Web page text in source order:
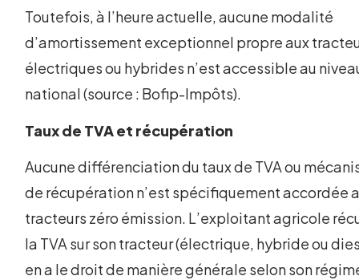
Toutefois, à l’heure actuelle, aucune modalité
d’amortissement exceptionnel propre aux
électriques ou hybrides n’est accessible au
national (source : Bofip-Impôts).
Taux de TVA et récupération
Aucune différenciation du taux de TVA ou
de récupération n’est spécifiquement accordée
tracteurs zéro émission. L’exploitant agricole
la TVA sur son tracteur (électrique, hybride ou
en a le droit de manière générale selon son